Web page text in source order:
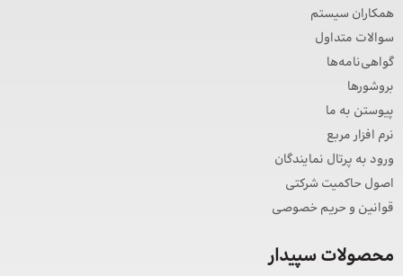
همکاران سیستم
سوالات متداول
گواهی‌نامه‌ها
بروشورها
پیوستن به ما
نرم افزار مربع
ورود به پرتال نمایندگان
اصول حاکمیت شرکتی
قوانین و حریم خصوصی
محصولات سپیدار